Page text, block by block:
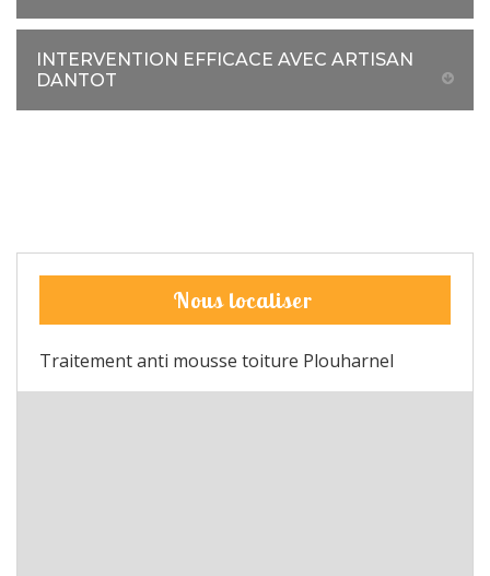
INTERVENTION EFFICACE AVEC ARTISAN
DANTOT
Nous localiser
Traitement anti mousse toiture Plouharnel